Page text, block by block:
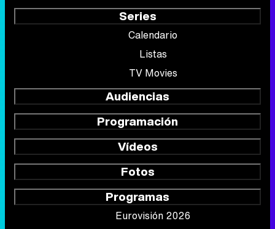
Series
Calendario
Listas
TV Movies
Audiencias
Programación
Vídeos
Fotos
Programas
Eurovisión 2026